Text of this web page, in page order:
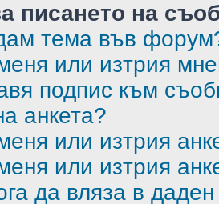
писането на
тема във
или изтрия
подпис към
анкета?
или изтрия
или изтрия
да вляза в